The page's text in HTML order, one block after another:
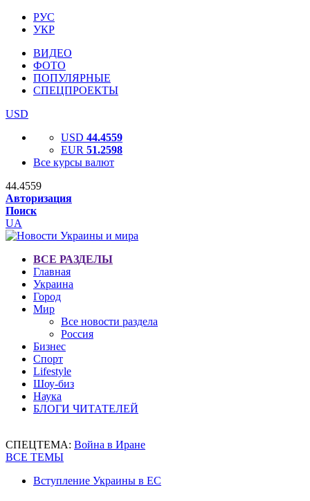
РУС
УКР
ВИДЕО
ФОТО
ПОПУЛЯРНЫЕ
СПЕЦПРОЕКТЫ
USD
USD 44.4559
EUR 51.2598
Все курсы валют
44.4559
Авторизация
Поиск
UA
ВСЕ РАЗДЕЛЫ
Главная
Украина
Город
Мир
Все новости раздела
Россия
Бизнес
Спорт
Lifestyle
Шоу-биз
Наука
БЛОГИ ЧИТАТЕЛЕЙ
СПЕЦТЕМА: Война в Иране
ВСЕ ТЕМЫ
Вступление Украины в ЕС